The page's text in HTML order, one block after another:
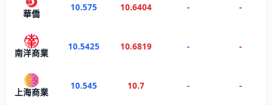
華僑
10.575 10.6404 - -
南洋商業
10.5425 10.6819 - -
上海商業
10.545 10.7 - -